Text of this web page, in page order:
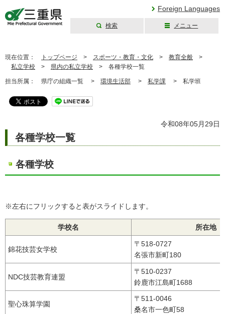
Foreign Languages
検索 メニュー
現在位置： トップページ > スポーツ・教育・文化 > 教育全般 >
私立学校 > 県内の私立学校 > 各種学校一覧
担当所属： 県庁の組織一覧 > 環境生活部 > 私学課 > 私学班
令和08年05月29日
各種学校一覧
各種学校
※左右にフリックすると表がスライドします。
学校名 所在地
錦花技芸女学校
〒518-0727
名張市新町180
NDC技芸教育連盟
〒510-0237
鈴鹿市江島町1688
聖心珠算学園
〒511-0046
桑名市一色町58